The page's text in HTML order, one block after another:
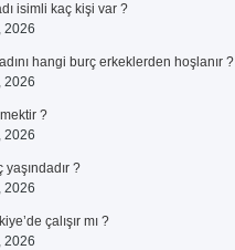
isimli kaç kişi var ?
2026
hangi burç erkeklerden hoşlanır ?
2026
?
2026
yaşındadır ?
2026
çalışır mı ?
2026